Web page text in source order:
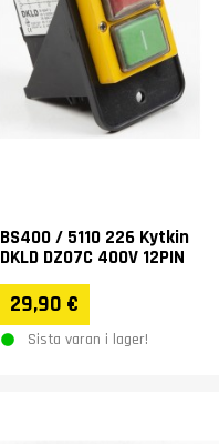
BS400 / 5110 226 Kytkin
DKLD DZ07C 400V 12PIN
29,90 €
Sista varan i lager!